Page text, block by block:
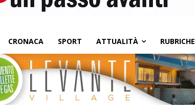
CRONACA SPORT ATTUALITÀ RUBRICHE